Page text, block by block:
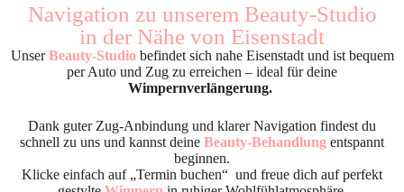
Navigation zu unserem Beauty-Studio
in der Nähe von Eisenstadt
UnserBeauty-Studiobefindet sich nahe Eisenstadt und ist bequem
per Auto und Zug zu erreichen – ideal für deine
Wimpernverlängerung.
Dank guter Zug-Anbindung und klarer Navigation findest du
schnell zu uns und kannst deine Beauty-Behandlung entspannt
beginnen.
Klicke einfach auf „Termin buchen“ und freue dich auf perfekt